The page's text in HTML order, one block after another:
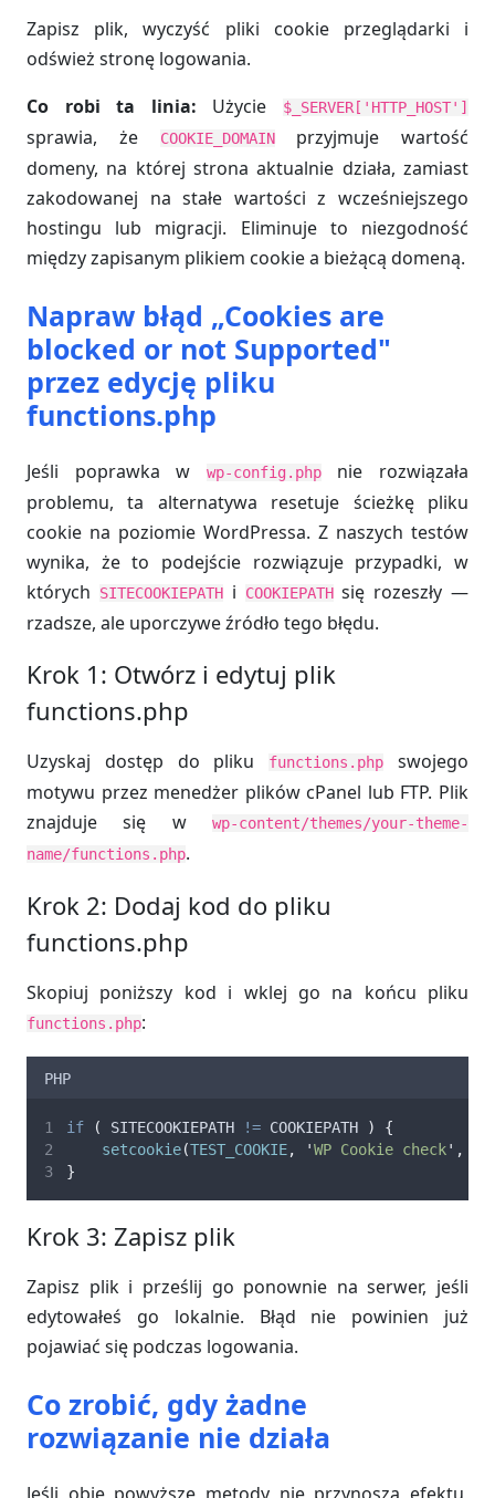
Zapisz plik, wyczyść pliki cookie przeglądarki i
odśwież stronę logowania.
Co robi ta linia: Użycie $_SERVER['HTTP_HOST']
sprawia, że COOKIE_DOMAINprzyjmuje wartość
domeny, na której strona aktualnie działa, zamiast
zakodowanej na stałe wartości z wcześniejszego
hostingu lub migracji. Eliminuje to niezgodność
między zapisanym plikiem cookie a bieżącą domeną.
Napraw błąd „Cookies are
blocked or not Supported"
przez edycję pliku
functions.php
Jeśli poprawka w wp-config.phpnie rozwiązała
problemu, ta alternatywa resetuje ścieżkę pliku
cookie na poziomie WordPressa. Z naszych testów
wynika, że to podejście rozwiązuje przypadki, w
których
SITECOOKIEPATHi COOKIEPATHsię rozeszły —
rzadsze, ale uporczywe źródło tego błędu.
Krok 1: Otwórz i edytuj plik
functions.php
Uzyskaj dostęp do pliku functions.php
swojego
motywu przez menedżer plików cPanel lub FTP. Plik
znajduje się w
wp-content/themes/your-theme-
name/functions.php.
Krok 2: Dodaj kod do pliku
functions.php
Skopiuj poniższy kod i wklej go na końcu pliku
functions.php:
PHP
if ( SITECOOKIEPATH != COOKIEPATH )
{
setcookie(TEST_COOKIE, 'WP Cookie check' ,
}
Krok 3: Zapisz plik
Zapisz plik i prześlij go ponownie na serwer, jeśli
edytowałeś go lokalnie. Błąd nie powinien już
pojawiać się podczas logowania.
Co zrobić, gdy żadne
rozwiązanie nie działa